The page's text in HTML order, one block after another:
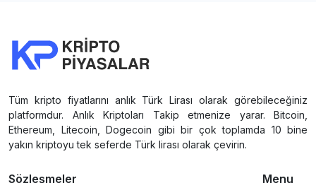
Tüm kripto fiyatlarını anlık Türk Lirası olarak görebileceğiniz
platformdur. Anlık Kriptoları Takip etmenize yarar. Bitcoin,
Ethereum, Litecoin, Dogecoin gibi bir çok toplamda 10 bine
yakın kriptoyu tek seferde Türk lirası olarak çevirin.
Sözleşmeler Menu